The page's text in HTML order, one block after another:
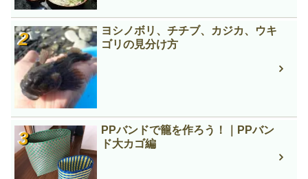
ヨシノボリ、チチブ、カジカ、ウキ
ゴリの見分け方
PPバンドで籠を作ろう！｜PPバン
ド大カゴ編